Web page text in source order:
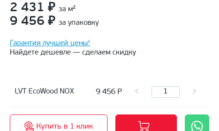
2 431 ₽ за м²
9 456 ₽ за упаковку
Гарантия лучшей цены!
Найдете дешевле — сделаем скидку
LVT EcoWood NOX 9 456 Р
Купить в 1 клик